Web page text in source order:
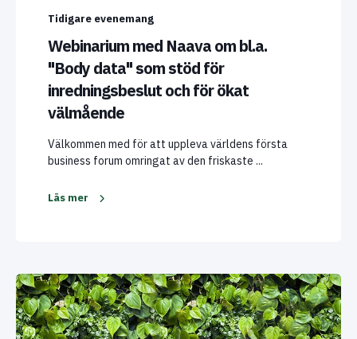
Tidigare evenemang
Webinarium med Naava om bl.a.
"Body data" som stöd för
inredningsbeslut och för ökat
välmående
Välkommen med för att uppleva världens första
business forum omringat av den friskaste ...
Läs mer